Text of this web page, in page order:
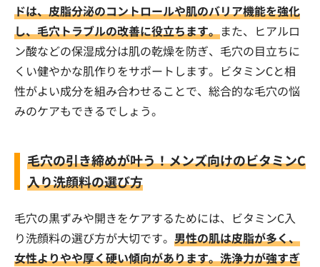
ドは、皮脂分泌のコントロールや肌のバリア機能を強化
し、毛穴トラブルの改善に役立ちます。また、ヒアルロ
ン酸などの保湿成分は肌の乾燥を防ぎ、毛穴の目立ちに
くい健やかな肌作りをサポートします。ビタミンCと相
性がよい成分を組み合わせることで、総合的な毛穴の悩
みのケアもできるでしょう。
毛穴の引き締めが叶う！メンズ向けのビタミンC
入り洗顔料の選び方
毛穴の黒ずみや開きをケアするためには、ビタミンC入
り洗顔料の選び方が大切です。 男性の肌は皮脂が多く、
女性よりやや厚く硬い傾向があります。洗浄力が強すぎ